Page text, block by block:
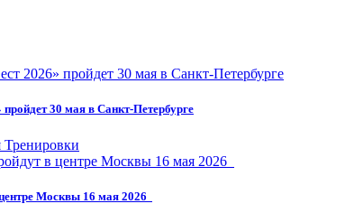
30 мая в Санкт-Петербурге
Тренировки
Москвы 16 мая 2026